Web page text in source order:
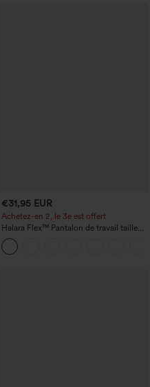
€31,95 EUR
Achetez-en 2, le 3e est offert
Halara Flex™ Pantalon de travail taille
haute avec poche latérale arrière et
légère coupe évasée